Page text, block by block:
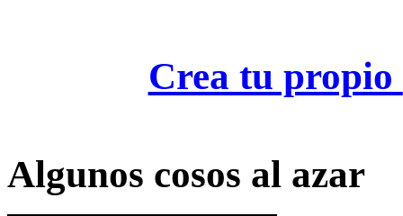
Crea tu propio
Algunos cosos al azar